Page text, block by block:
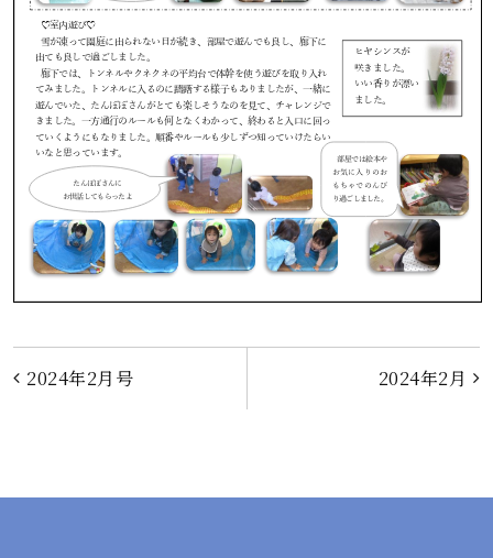
投
2024年2月
2024年2月号